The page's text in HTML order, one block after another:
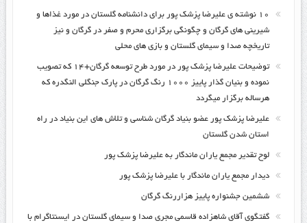
۱۰ نوشته ی علیرضا پزشک پور برای دانشنامه گلستان در مورد غذاها و
شیرینی های گرگان و چگونگی برگزاری محرم و صفر در گرگان و نیز
تاریخچه صدا و سیمای گلستان و بازی های محلی
توضیحات علیرضا پزشک پور در مورد طرح توسعه گرگان+۱۴ که تصویب
نموده و بنیان گذار پاییز ۱۰۰۰ رنگ گرگان در پارک جنگلی النگدره که
هرساله برگزار میگردد
علیرضا پزشک پور عضو بنیاد گرگان شناسی و تلاش های این بنیاد در راه
استان شدن گلستان
لوح تقدیر مجمع یاران ماندگار به علیرضا پزشک پور
دیدار مجمع یاران ماندگار با علیرضا پزشک پور
ششمین جشنواره پاییز هزاررنگ گرگان
گفتگوی آقای شاهزاده قاسمی مجری صدا و سیمای گلستان در ایسنتاگرام با